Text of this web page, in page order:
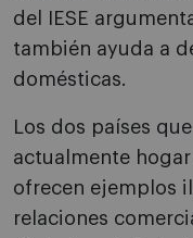
del IESE
también ayuda a
domésticas.
Los dos países
actualmente
ofrecen ejemplos
relaciones